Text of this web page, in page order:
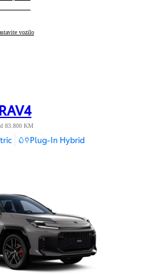
C-HR+:
vozilo
RAV4
83.800 KM
Plug-In Hybrid